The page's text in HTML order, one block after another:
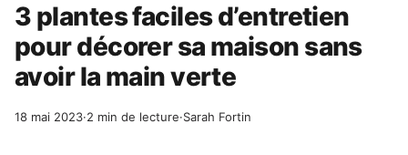
3 plantes faciles d’entretien
pour décorer sa maison sans
avoir la main verte
18 mai 2023·2 min de lecture·Sarah Fortin